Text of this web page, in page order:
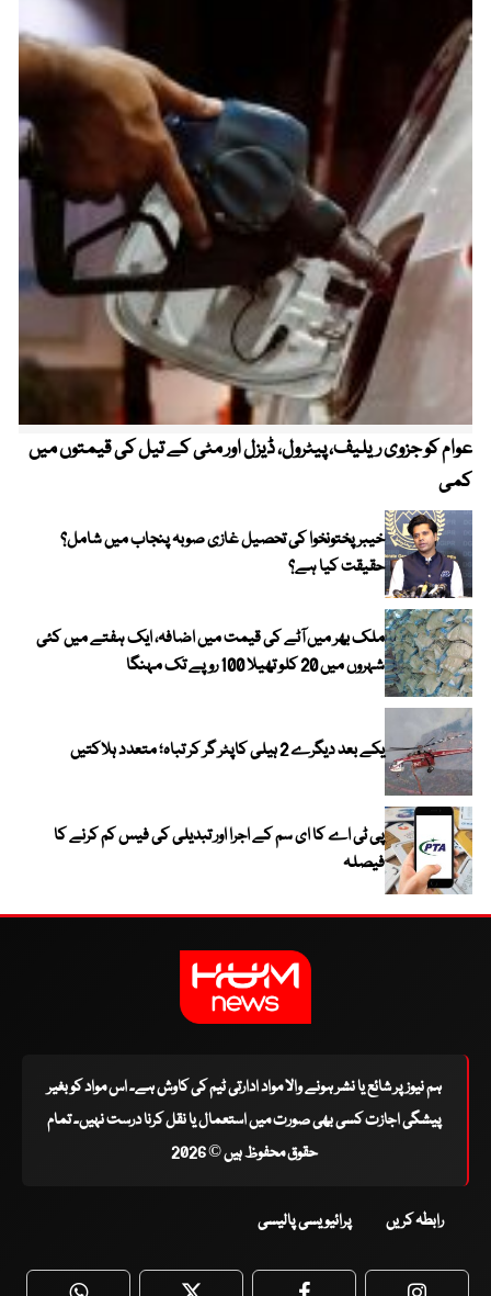
عوام کو جزوی ریلیف، پیٹرول، ڈیزل اور مٹی کے تیل کی قیمتوں میں
کمی
خیبر پختونخوا کی تحصیل غازی صوبہ پنجاب میں شامل؟
حقیقت کیا ہے؟
ملک بھر میں آٹے کی قیمت میں اضافہ، ایک ہفتے میں کئی
شہروں میں 20 کلو تھیلا 100 روپے تک مہنگا
یکے بعد دیگرے 2 ہیلی کاپٹر گر کر تباہ؛ متعدد ہلاکتیں
پی ٹی اے کا ای سم کے اجرا اور تبدیلی کی فیس کم کرنے کا
فیصلہ
ہم نیوز پر شائع یا نشر ہونے والا مواد ادارتی ٹیم کی کاوش ہے۔ اس مواد کو بغیر
پیشگی اجازت کسی بھی صورت میں استعمال یا نقل کرنا درست نہیں۔ تمام
حقوق محفوظ ہیں © 2026
رابطہ کریں پرائیویسی پالیسی